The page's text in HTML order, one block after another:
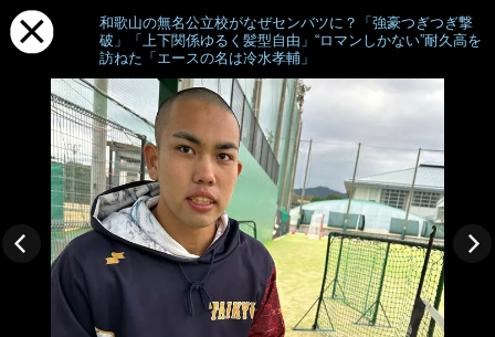
和歌山の無名公立校がなぜセンバツに？「強豪つぎつぎ撃
破」「上下関係ゆるく髪型自由」“ロマンしかない”耐久高を
訪ねた「エースの名は冷水孝輔」